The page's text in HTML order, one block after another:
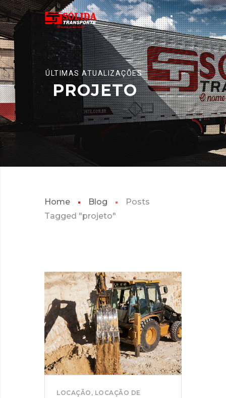
ÚLTIMAS ATUALIZAÇÕES
PROJETO
Home Blog
Posts
Tagged "projeto"
LOCAÇÃO , LOCAÇÃO DE